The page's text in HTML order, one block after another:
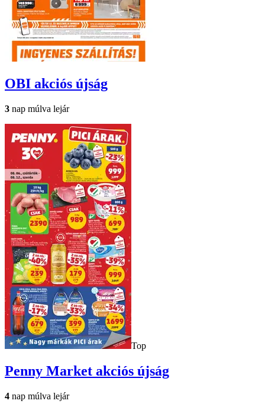
OBI akciós újság
3 nap múlva lejár
Top
Penny Market akciós újság
4 nap múlva lejár